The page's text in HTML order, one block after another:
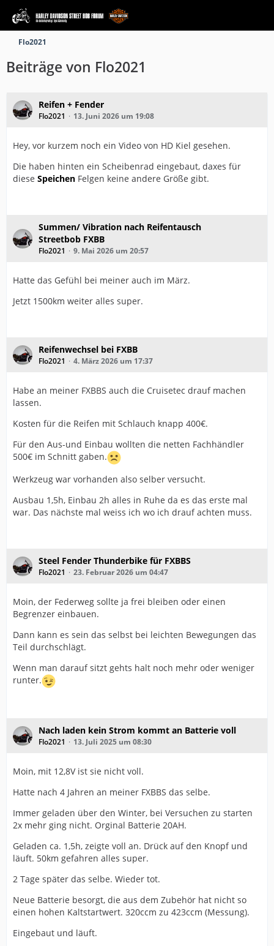
Flo2021
Beiträge von Flo2021
Reifen + Fender
Flo2021 13. Juni 2026 um 19:08
Hey, vor kurzem noch ein Video von HD Kiel gesehen.
Die haben hinten ein Scheibenrad eingebaut, daxes für
diese Speichen Felgen keine andere Größe gibt.
Summen/ Vibration nach Reifentausch
Streetbob FXBB
Flo2021 9. Mai 2026 um 20:57
Hatte das Gefühl bei meiner auch im März.
Jetzt 1500km weiter alles super.
Reifenwechsel bei FXBB
Flo2021 4. März 2026 um 17:37
Habe an meiner FXBBS auch die Cruisetec drauf machen
lassen.
Kosten für die Reifen mit Schlauch knapp 400€.
Für den Aus-und Einbau wollten die netten Fachhändler
500€ im Schnitt gaben.
Werkzeug war vorhanden also selber versucht.
Ausbau 1,5h, Einbau 2h alles in Ruhe da es das erste mal
war. Das nächste mal weiss ich wo ich drauf achten muss.
Steel Fender Thunderbike für FXBBS
Flo2021 23. Februar 2026 um 04:47
Moin, der Federweg sollte ja frei bleiben oder einen
Begrenzer einbauen.
Dann kann es sein das selbst bei leichten Bewegungen das
Teil durchschlägt.
Wenn man darauf sitzt gehts halt noch mehr oder weniger
runter.
Nach laden kein Strom kommt an Batterie voll
Flo2021 13. Juli 2025 um 08:30
Moin, mit 12,8V ist sie nicht voll.
Hatte nach 4 Jahren an meiner FXBBS das selbe.
Immer geladen über den Winter, bei Versuchen zu starten
2x mehr ging nicht. Orginal Batterie 20AH.
Geladen ca. 1,5h, zeigte voll an. Drück auf den Knopf und
läuft. 50km gefahren alles super.
2 Tage später das selbe. Wieder tot.
Neue Batterie besorgt, die aus dem Zubehör hat nicht so
einen hohen Kaltstartwert. 320ccm zu 423ccm (Messung).
Eingebaut und läuft.